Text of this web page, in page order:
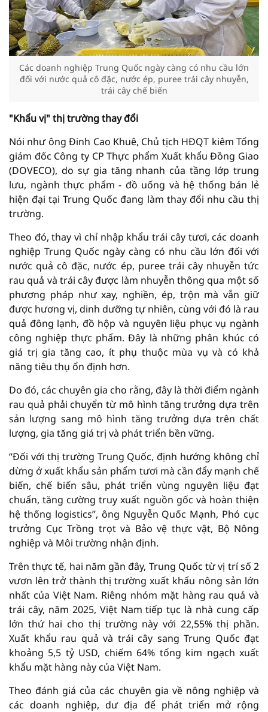
Các doanh nghiệp Trung Quốc ngày càng có nhu cầu lớn
đối với nước quả cô đặc, nước ép, puree trái cây nhuyễn,
trái cây chế biến
"Khẩu vị" thị trường thay đổi
Nói như ông Đinh Cao Khuê, Chủ tịch HĐQT kiêm Tổng
giám đốc Công ty CP Thực phẩm Xuất khẩu Đồng Giao
(DOVECO), do sự gia tăng nhanh của tầng lớp trung
lưu, ngành thực phẩm - đồ uống và hệ thống bán lẻ
hiện đại tại Trung Quốc đang làm thay đổi nhu cầu thị
trường.
Theo đó, thay vì chỉ nhập khẩu trái cây tươi, các doanh
nghiệp Trung Quốc ngày càng có nhu cầu lớn đối với
nước quả cô đặc, nước ép, puree trái cây nhuyễn tức
rau quả và trái cây được làm nhuyễn thông qua một số
phương pháp như xay, nghiền, ép, trộn mà vẫn giữ
được hương vị, dinh dưỡng tự nhiên, cùng với đó là rau
quả đông lạnh, đồ hộp và nguyên liệu phục vụ ngành
công nghiệp thực phẩm. Đây là những phân khúc có
giá trị gia tăng cao, ít phụ thuộc mùa vụ và có khả
năng tiêu thụ ổn định hơn.
Do đó, các chuyên gia cho rằng, đây là thời điểm ngành
rau quả phải chuyển từ mô hình tăng trưởng dựa trên
sản lượng sang mô hình tăng trưởng dựa trên chất
lượng, gia tăng giá trị và phát triển bền vững.
“Đối với thị trường Trung Quốc, định hướng không chỉ
dừng ở xuất khẩu sản phẩm tươi mà cần đẩy mạnh chế
biến, chế biến sâu, phát triển vùng nguyên liệu đạt
chuẩn, tăng cường truy xuất nguồn gốc và hoàn thiện
hệ thống logistics”, ông Nguyễn Quốc Mạnh, Phó cục
trưởng Cục Trồng trọt và Bảo vệ thực vật, Bộ Nông
nghiệp và Môi trường nhận định.
Trên thực tế, hai năm gần đây, Trung Quốc từ vị trí số 2
vươn lên trở thành thị trường xuất khẩu nông sản lớn
nhất của Việt Nam. Riêng nhóm mặt hàng rau quả và
trái cây, năm 2025, Việt Nam tiếp tục là nhà cung cấp
lớn thứ hai cho thị trường này với 22,55% thị phần.
Xuất khẩu rau quả và trái cây sang Trung Quốc đạt
khoảng 5,5 tỷ USD, chiếm 64% tổng kim ngạch xuất
khẩu mặt hàng này của Việt Nam.
Theo đánh giá của các chuyên gia về nông nghiệp và
các doanh nghiệp, dư địa để phát triển mở rộng